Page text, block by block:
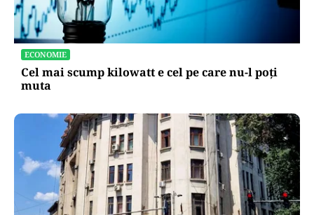
ECONOMIE
Cel mai scump kilowatt e cel pe care nu-l poți
muta